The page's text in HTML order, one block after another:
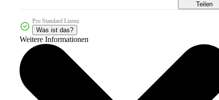
Teilen
Pro Standard Lizenz
Was ist das?
Weitere Informationen